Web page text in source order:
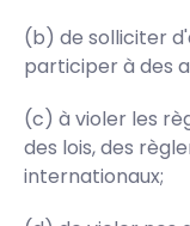
(b) de solliciter
participer à des
(c) à violer les
des lois, des
internationaux;